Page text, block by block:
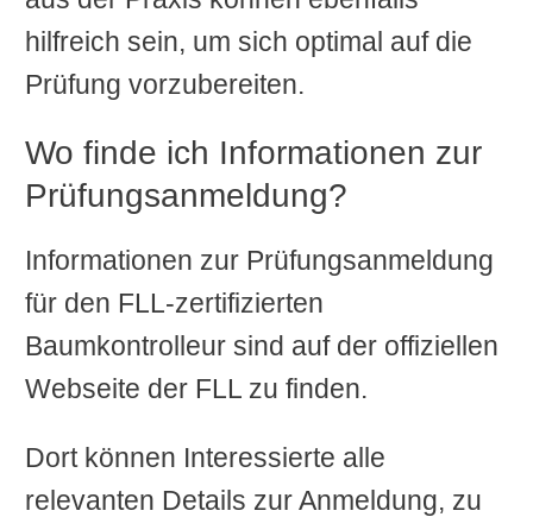
hilfreich sein, um sich optimal auf die
Prüfung vorzubereiten.
Wo finde ich Informationen zur
Prüfungsanmeldung?
Informationen zur Prüfungsanmeldung
für den FLL-zertifizierten
Baumkontrolleur sind auf der offiziellen
Webseite der FLL zu finden.
Dort können Interessierte alle
relevanten Details zur Anmeldung, zu